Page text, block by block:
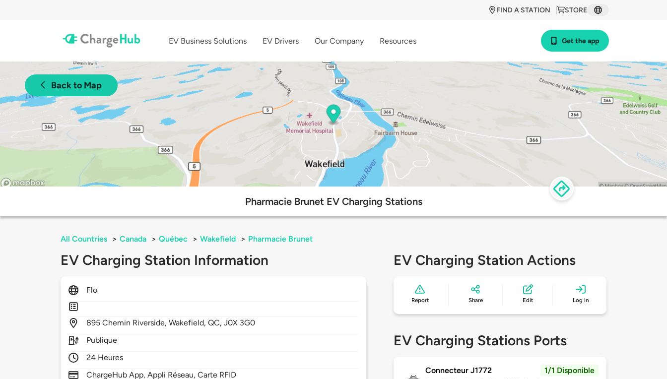
STORE
FIND A STATION
EV Business Solutions EV Drivers Our Company Resources Get the app
Back to Map
Pharmacie Brunet EV Charging Stations
All Countries > Canada > Québec > Wakefield > Pharmacie Brunet
EV Charging Station Information
Flo
895Chemin Riverside,Wakefield,QC,J0X 3G0
Publique
24 Heures
ChargeHub App, Appli Réseau, Carte RFID
EV Charging Station Actions
Report Share Edit Log in
EV Charging Stations Ports
Connecteur J1772 1/1 Disponible